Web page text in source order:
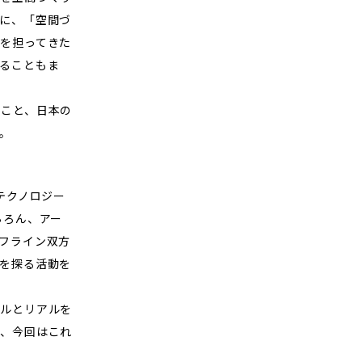
、「空間づ
担ってきた
こともま
と、日本の
ノロジー
ん、アー
ライン双方
探る活動を
とリアルを
今回はこれ